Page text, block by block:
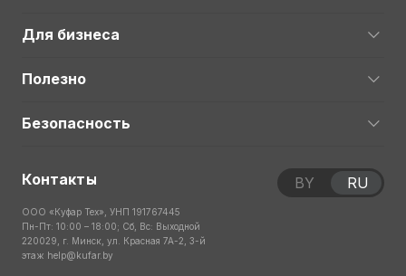
Для бизнеса
Полезно
Безопасность
Контакты
ООО «Куфар Тех», УНП 191767445
Пн-Пт: 10:00 – 18:00; Сб, Вс: Выходной
220029, г. Минск, ул. Красная 7А-2, 3-й
этаж help@kufar.by
BY RU